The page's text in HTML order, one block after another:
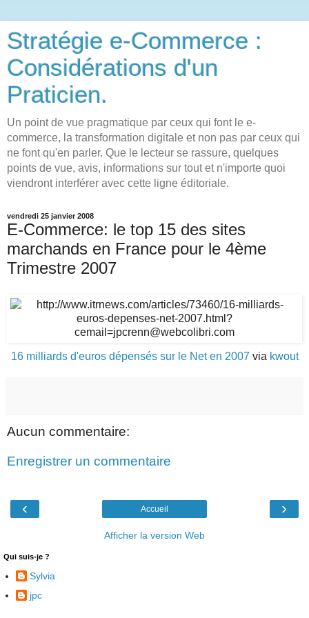
Stratégie e-Commerce :
Considérations d'un
Praticien.
Un point de vue pragmatique par ceux qui font le e-
commerce, la transformation digitale et non pas par ceux qui
ne font qu'en parler. Que le lecteur se rassure, quelques
points de vue, avis, informations sur tout et n'importe quoi
viendront interférer avec cette ligne éditoriale.
vendredi 25 janvier 2008
E-Commerce: le top 15 des sites
marchands en France pour le 4ème
Trimestre 2007
16 milliards d'euros dépensés sur le Net en 2007 via kwout
Aucun commentaire:
Enregistrer un commentaire
‹ ›
Accueil
Afficher la version Web
Qui suis-je ?
Sylvia
jpc